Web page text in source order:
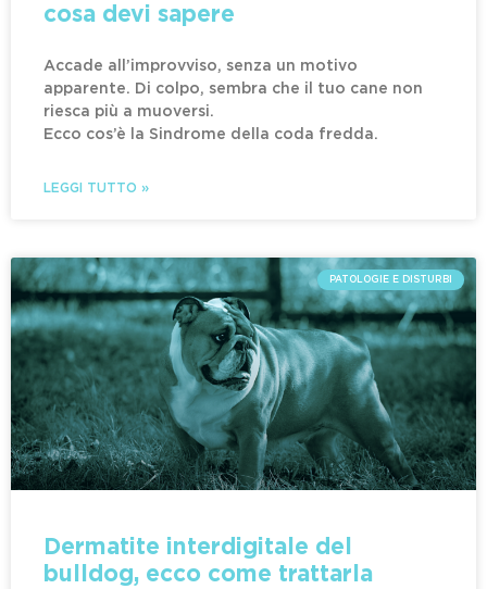
cosa devi sapere
Accade all’improvviso, senza un motivo
apparente. Di colpo, sembra che il tuo cane non
riesca più a muoversi.
Ecco cos’è la Sindrome della coda fredda.
LEGGI TUTTO »
PATOLOGIE E DISTURBI
Dermatite interdigitale del
bulldog, ecco come trattarla